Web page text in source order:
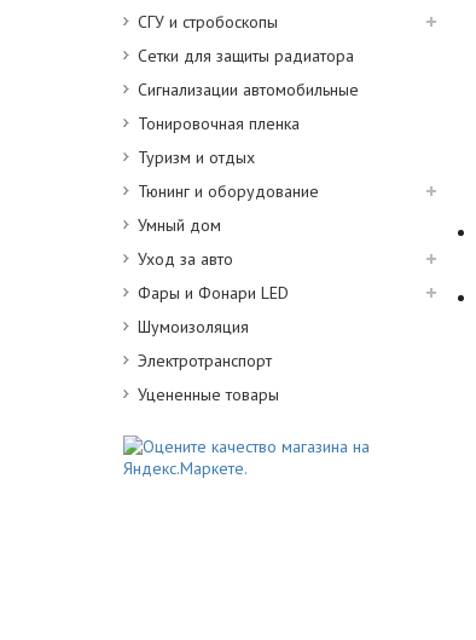
СГУ и стробоскопы
Сетки для защиты радиатора
Сигнализации автомобильные
Тонировочная пленка
Туризм и отдых
Тюнинг и оборудование
Умный дом
Уход за авто
Фары и Фонари LED
Шумоизоляция
Электротранспорт
Уцененные товары